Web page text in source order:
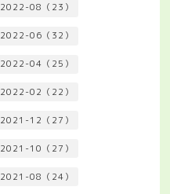
2022-08（23）
2022-06（32）
2022-04（25）
2022-02（22）
2021-12（27）
2021-10（27）
2021-08（24）